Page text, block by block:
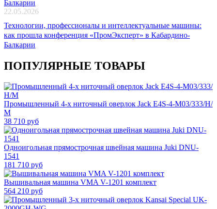
22.05.2026
Технологии, профессионалы и интеллектуальные машины:
как прошла конференция «ПромЭксперт» в Кабардино-
Балкарии
ПОПУЛЯРНЫЕ ТОВАРЫ
Промышленный 4-х ниточный оверлок Jack E4S-4-M03/333/Н/
М
38 710 руб
Одноигольная прямострочная швейная машина Juki DNU-
1541
181 710 руб
Вышивальная машина VMA V-1201 комплект
564 210 руб